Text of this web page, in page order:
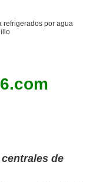
refrigerados por agua
de